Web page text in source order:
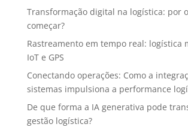
Transformação digital na logística: por
começar?
Rastreamento em tempo real: logística
IoT e GPS
Conectando operações: Como a
sistemas impulsiona a performance
De que forma a IA generativa pode
gestão logística?